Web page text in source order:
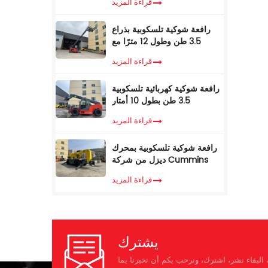
17 مترًا، للبيع
رافعة شوكية تلسكوبية بذراع
3.5 طن وطول 12 مترًا مع
قراءة المزيد
رافعة شوكية كهربائية تلسكوبية
3.5 طن بطول 10 أمتار
قراءة المزيد
رافعة شوكية تلسكوبية بمحرك
ديزل من شركة Cummins
7 أمتار، مزودة بمناولة
قراءة المزيد
يشترك
نشر، اشترك، ونرحب بكم أن تخبرنا بما